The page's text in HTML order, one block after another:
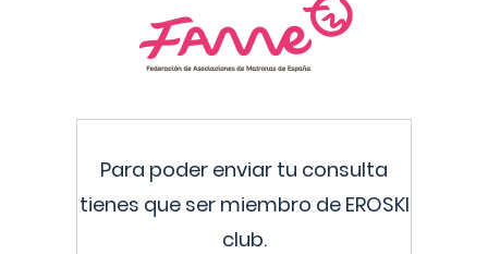
Para poder enviar tu consulta
tienes que ser miembro de EROSKI
club.